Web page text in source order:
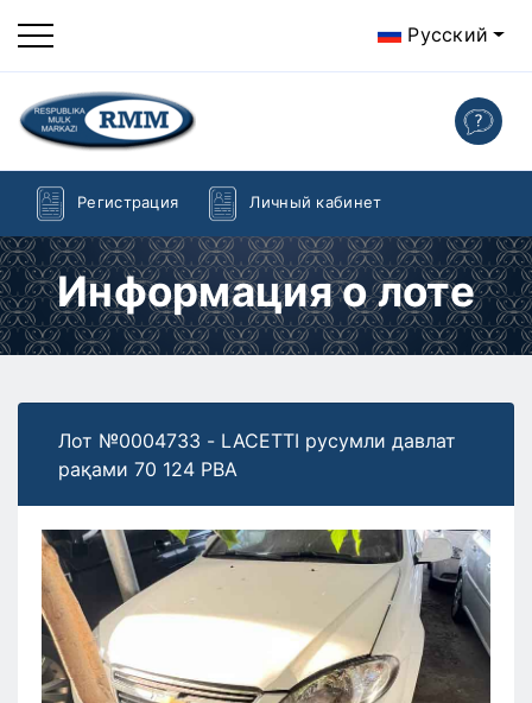
Русский
Регистрация Личный кабинет
Информация о лоте
Лот №0004733 - LACETTI pycyмли давлат
рақами 70 124 PBA